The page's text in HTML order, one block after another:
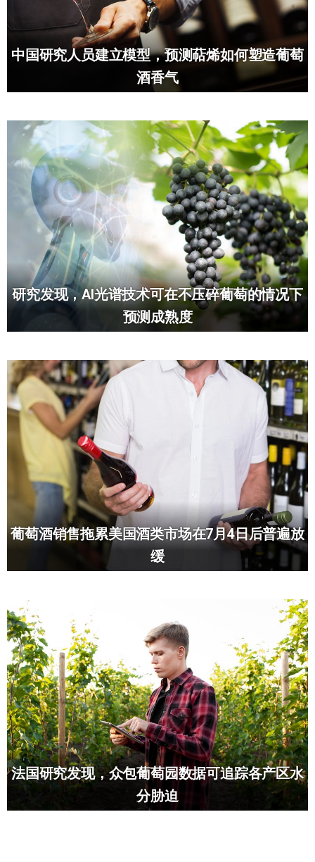
中国研究人员建立模型，预测萜烯如何塑造葡萄
酒香气
研究发现，AI光谱技术可在不压碎葡萄的情况下
预测成熟度
葡萄酒销售拖累美国酒类市场在7月4日后普遍放
缓
法国研究发现，众包葡萄园数据可追踪各产区水
分胁迫